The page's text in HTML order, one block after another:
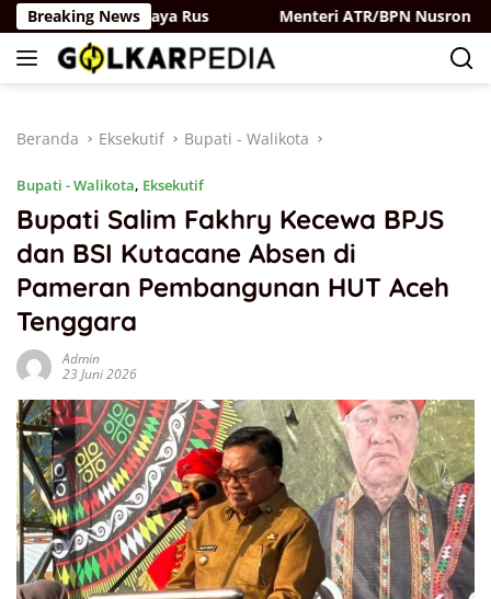
Langsung
ke
konten
Breaking News
Partai Belaya Rus Menteri ATR/BPN Nusron
Beranda Eksekutif Bupati - Walikota
Bupati - Walikota, Eksekutif
Bupati Salim Fakhry Kecewa BPJS
dan BSI Kutacane Absen di
Pameran Pembangunan HUT Aceh
Tenggara
Admin
23 Juni 2026